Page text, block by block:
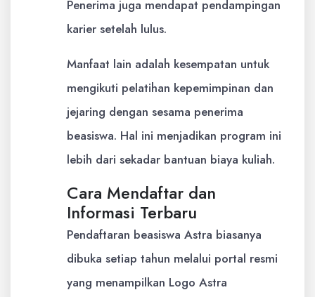
Penerima juga mendapat pendampingan
karier setelah lulus.
Manfaat lain adalah kesempatan untuk
mengikuti pelatihan kepemimpinan dan
jejaring dengan sesama penerima
beasiswa. Hal ini menjadikan program ini
lebih dari sekadar bantuan biaya kuliah.
Cara Mendaftar dan
Informasi Terbaru
Pendaftaran beasiswa Astra biasanya
dibuka setiap tahun melalui portal resmi
yang menampilkan Logo Astra